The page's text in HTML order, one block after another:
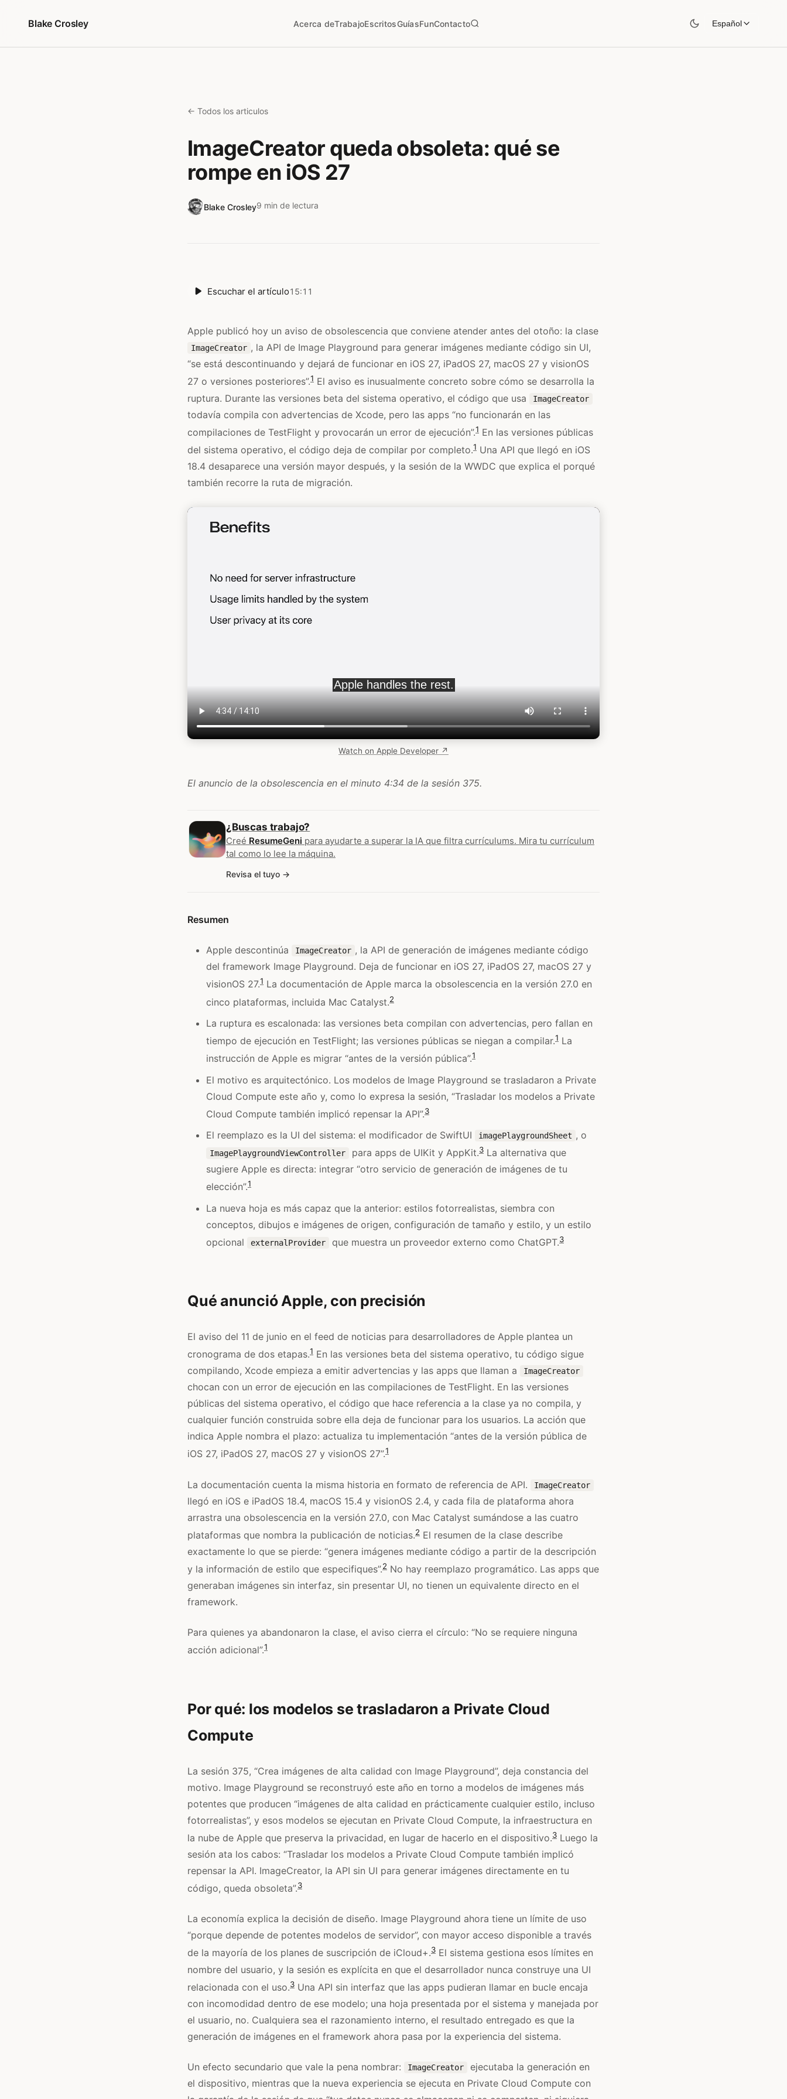
Blake Crosley
Acerca deTrabajoEscritosGuíasFunContacto Español
← Todos los articulos
ImageCreator queda obsoleta: qué se
rompe en iOS 27
Blake Crosley9 min de lectura
Escuchar el artículo15:11
Apple publicó hoy un aviso de obsolescencia que conviene atender antes del otoño: la clase
ImageCreator , la API de Image Playground para generar imágenes mediante código sin UI,
“se está descontinuando y dejará de funcionar en iOS 27, iPadOS 27, macOS 27 y visionOS
27 o versiones posteriores”.1 El aviso es inusualmente concreto sobre cómo se desarrolla la
ruptura. Durante las versiones beta del sistema operativo, el código que usa
ImageCreator
todavía compila con advertencias de Xcode, pero las apps “no funcionarán en las
compilaciones de TestFlight y provocarán un error de ejecución”.1 En las versiones públicas
del sistema operativo, el código deja de compilar por completo.1 Una API que llegó en iOS
18.4 desaparece una versión mayor después, y la sesión de la WWDC que explica el porqué
también recorre la ruta de migración.
Watch on Apple Developer ↗
El anuncio de la obsolescencia en el minuto 4:34 de la sesión 375.
¿Buscas trabajo?
Creé ResumeGeni para ayudarte a superar la IA que filtra currículums. Mira tu currículum
tal como lo lee la máquina.
Revisa el tuyo
Resumen
Apple descontinúa ImageCreator , la API de generación de imágenes mediante código
del framework Image Playground. Deja de funcionar en iOS 27, iPadOS 27, macOS 27 y
visionOS 27.1 La documentación de Apple marca la obsolescencia en la versión 27.0 en
cinco plataformas, incluida Mac Catalyst.2
La ruptura es escalonada: las versiones beta compilan con advertencias, pero fallan en
tiempo de ejecución en TestFlight; las versiones públicas se niegan a compilar.1 La
instrucción de Apple es migrar “antes de la versión pública”.1
El motivo es arquitectónico. Los modelos de Image Playground se trasladaron a Private
Cloud Compute este año y, como lo expresa la sesión, “Trasladar los modelos a Private
Cloud Compute también implicó repensar la API”.3
El reemplazo es la UI del sistema: el modificador de SwiftUI imagePlaygroundSheet , o
ImagePlaygroundViewController para apps de UIKit y AppKit.3 La alternativa que
sugiere Apple es directa: integrar “otro servicio de generación de imágenes de tu
elección”.1
La nueva hoja es más capaz que la anterior: estilos fotorrealistas, siembra con
conceptos, dibujos e imágenes de origen, configuración de tamaño y estilo, y un estilo
opcional
externalProvider que muestra un proveedor externo como ChatGPT.3
Qué anunció Apple, con precisión
El aviso del 11 de junio en el feed de noticias para desarrolladores de Apple plantea un
cronograma de dos etapas.1 En las versiones beta del sistema operativo, tu código sigue
compilando, Xcode empieza a emitir advertencias y las apps que llaman a
ImageCreator
chocan con un error de ejecución en las compilaciones de TestFlight. En las versiones
públicas del sistema operativo, el código que hace referencia a la clase ya no compila, y
cualquier función construida sobre ella deja de funcionar para los usuarios. La acción que
indica Apple nombra el plazo: actualiza tu implementación “antes de la versión pública de
iOS 27, iPadOS 27, macOS 27 y visionOS 27”.1
La documentación cuenta la misma historia en formato de referencia de API. ImageCreator
llegó en iOS e iPadOS 18.4, macOS 15.4 y visionOS 2.4, y cada fila de plataforma ahora
arrastra una obsolescencia en la versión 27.0, con Mac Catalyst sumándose a las cuatro
plataformas que nombra la publicación de noticias.2 El resumen de la clase describe
exactamente lo que se pierde: “genera imágenes mediante código a partir de la descripción
y la información de estilo que especifiques”.2 No hay reemplazo programático. Las apps que
generaban imágenes sin interfaz, sin presentar UI, no tienen un equivalente directo en el
framework.
Para quienes ya abandonaron la clase, el aviso cierra el círculo: “No se requiere ninguna
acción adicional”.1
Por qué: los modelos se trasladaron a Private Cloud
Compute
La sesión 375, “Crea imágenes de alta calidad con Image Playground”, deja constancia del
motivo. Image Playground se reconstruyó este año en torno a modelos de imágenes más
potentes que producen “imágenes de alta calidad en prácticamente cualquier estilo, incluso
fotorrealistas”, y esos modelos se ejecutan en Private Cloud Compute, la infraestructura en
la nube de Apple que preserva la privacidad, en lugar de hacerlo en el dispositivo.3 Luego la
sesión ata los cabos: “Trasladar los modelos a Private Cloud Compute también implicó
repensar la API. ImageCreator, la API sin UI para generar imágenes directamente en tu
código, queda obsoleta”.3
La economía explica la decisión de diseño. Image Playground ahora tiene un límite de uso
“porque depende de potentes modelos de servidor”, con mayor acceso disponible a través
de la mayoría de los planes de suscripción de iCloud+.3 El sistema gestiona esos límites en
nombre del usuario, y la sesión es explícita en que el desarrollador nunca construye una UI
relacionada con el uso.3 Una API sin interfaz que las apps pudieran llamar en bucle encaja
con incomodidad dentro de ese modelo; una hoja presentada por el sistema y manejada por
el usuario, no. Cualquiera sea el razonamiento interno, el resultado entregado es que la
generación de imágenes en el framework ahora pasa por la experiencia del sistema.
Un efecto secundario que vale la pena nombrar: ImageCreator
ejecutaba la generación en
el dispositivo, mientras que la nueva experiencia se ejecuta en Private Cloud Compute con